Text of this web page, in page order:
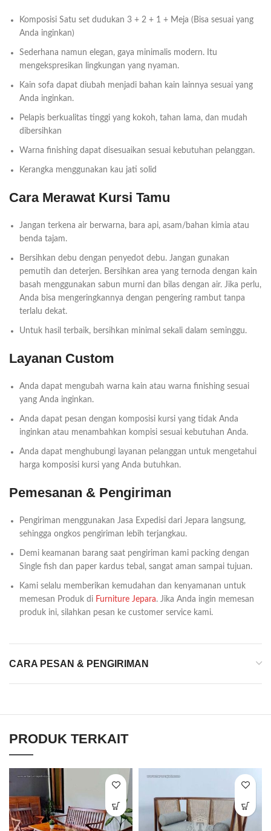
Komposisi Satu set dudukan 3 + 2 + 1 + Meja (Bisa sesuai yang
Anda inginkan)
Sederhana namun elegan, gaya minimalis modern. Itu
mengekspresikan lingkungan yang nyaman.
Kain sofa dapat diubah menjadi bahan kain lainnya sesuai yang
Anda inginkan.
Pelapis berkualitas tinggi yang kokoh, tahan lama, dan mudah
dibersihkan
Warna finishing dapat disesuaikan sesuai kebutuhan pelanggan.
Kerangka menggunakan kau jati solid
Cara Merawat Kursi Tamu
Jangan terkena air berwarna, bara api, asam/bahan kimia atau
benda tajam.
Bersihkan debu dengan penyedot debu. Jangan gunakan
pemutih dan deterjen. Bersihkan area yang ternoda dengan kain
basah menggunakan sabun murni dan bilas dengan air. Jika perlu,
Anda bisa mengeringkannya dengan pengering rambut tanpa
terlalu dekat.
Untuk hasil terbaik, bersihkan minimal sekali dalam seminggu.
Layanan Custom
Anda dapat mengubah warna kain atau warna finishing sesuai
yang Anda inginkan.
Anda dapat pesan dengan komposisi kursi yang tidak Anda
inginkan atau menambahkan kompisi sesuai kebutuhan Anda.
Anda dapat menghubungi layanan pelanggan untuk mengetahui
harga komposisi kursi yang Anda butuhkan.
Pemesanan & Pengiriman
Pengiriman menggunakan Jasa Expedisi dari Jepara langsung,
sehingga ongkos pengiriman lebih terjangkau.
Demi keamanan barang saat pengiriman kami packing dengan
Single fish dan paper kardus tebal, sangat aman sampai tujuan.
Kami selalu memberikan kemudahan dan kenyamanan untuk
memesan Produk di Furniture Jepara. Jika Anda ingin memesan
produk ini, silahkan pesan ke customer service kami.
CARA PESAN & PENGIRIMAN
PRODUK TERKAIT